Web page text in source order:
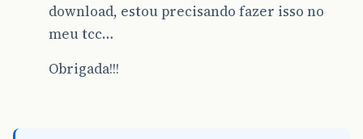
download, estou precisando fazer isso no
meu tcc…
Obrigada!!!